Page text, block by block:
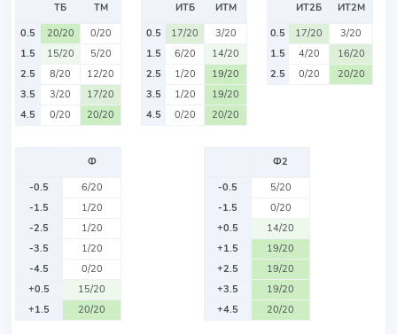
ТБ
ТМ
0.5
20/20
0/20
1.5
15/20
5/20
2.5
8/20
12/20
3.5
3/20
17/20
4.5
0/20 20/20
ИТБ
ИТМ
0.5
17/20
3/20
1.5
6/20
14/20
2.5
1/20
19/20
3.5
1/20
19/20
4.5
0/20 20/20
ИТ2Б
ИТ2М
0.5
17/20
3/20
1.5
4/20
16/20
2.5
0/20 20/20
Ф
-0.5
6/20
-1.5
1/20
-2.5
1/20
-3.5
1/20
-4.5
0/20
+0.5
15/20
+1.5
20/20
Ф2
-0.5
5/20
-1.5
0/20
+0.5
14/20
+1.5
19/20
+2.5
19/20
+3.5
19/20
+4.5
20/20